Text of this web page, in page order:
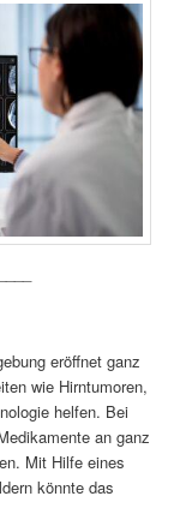
eröffnet ganz
wie Hirntumoren,
helfen. Bei
an ganz
Mit Hilfe eines
könnte das